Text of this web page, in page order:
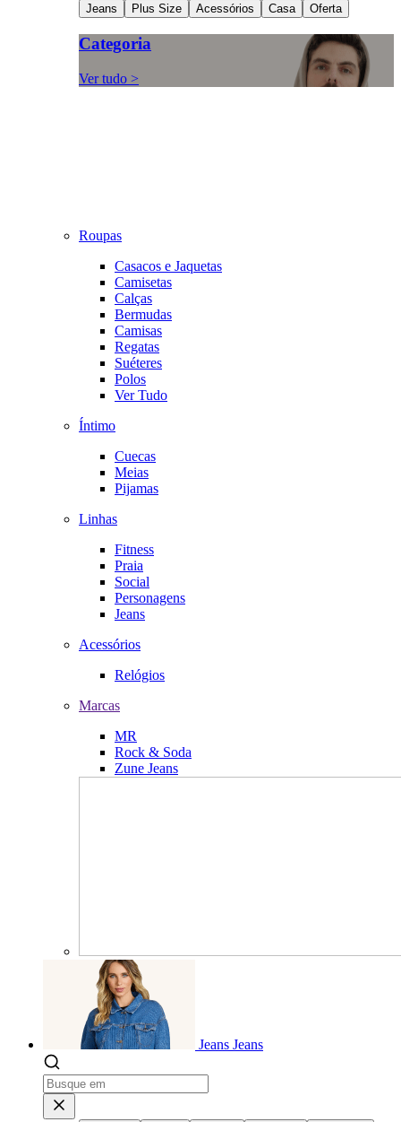
Jeans
Plus Size Acessórios Casa Oferta
Categoria
Ver tudo >
Roupas
Casacos e Jaquetas
Camisetas
Calças
Bermudas
Camisas
Regatas
Suéteres
Polos
Ver Tudo
Íntimo
Cuecas
Meias
Pijamas
Linhas
Fitness
Praia
Social
Personagens
Jeans
Acessórios
Relógios
Marcas
MR
Rock & Soda
Zune Jeans
Jeans Jeans